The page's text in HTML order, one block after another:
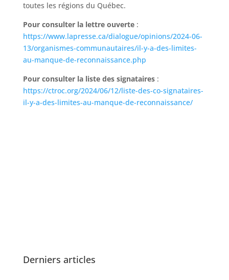
toutes les régions du Québec.
Pour consulter la lettre ouverte:
https://www.lapresse.ca/dialogue/opinions/2024-06-
13/organismes-communautaires/il-y-a-des-limites-
au-manque-de-reconnaissance.php
Pour consulter la liste des signataires:
https://ctroc.org/2024/06/12/liste-des-co-signataires-
il-y-a-des-limites-au-manque-de-reconnaissance/
Derniers articles